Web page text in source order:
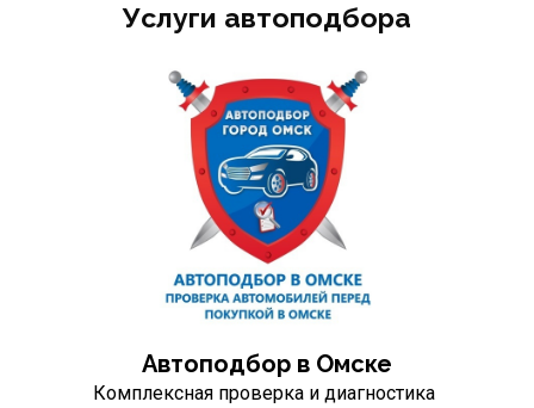
Услуги автоподбора
Автоподбор в Омске
Комплексная проверка и диагностика